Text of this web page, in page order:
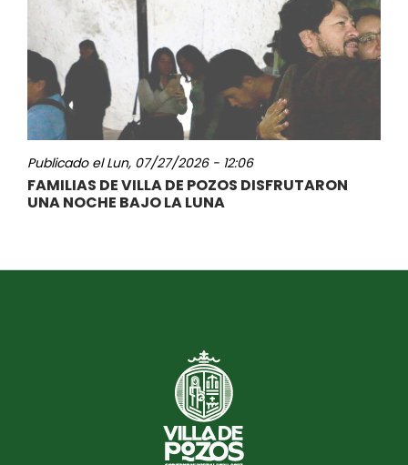
Publicado elLun, 07/27/2026 - 12:06
FAMILIAS DE VILLA DE POZOS DISFRUTARON
UNA NOCHE BAJO LA LUNA